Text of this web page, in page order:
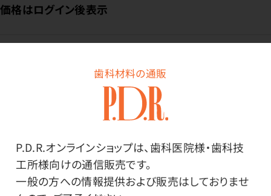
歯科材料の通販
P.D.R.オンラインショップは、歯科医院様・歯科技
工所様向けの通信販売です。
一般の方への情報提供および販売はしておりませ
価格はログイン後表示
商品番号：23-0350
在庫：○
種類：
女の子用おもちゃ（カプセル無）
内容量：